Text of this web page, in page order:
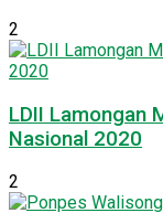
2
LDII Lamongan
Nasional 2020
2